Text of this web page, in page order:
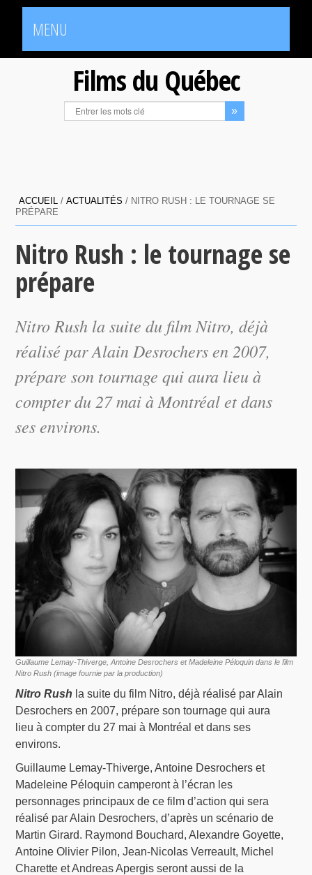
MENU
Films du Québec
ACCUEIL /ACTUALITÉS / NITRO RUSH : LE TOURNAGE SE
PRÉPARE
Nitro Rush : le tournage se
prépare
Nitro Rush la suite du film Nitro, déjà
réalisé par Alain Desrochers en 2007,
prépare son tournage qui aura lieu à
compter du 27 mai à Montréal et dans
ses environs.
Guillaume Lemay-Thiverge, Antoine Desrochers et Madeleine Péloquin dans le film
Nitro Rush (image fournie par la production)
Nitro Rush la suite du film Nitro, déjà réalisé par Alain
Desrochers en 2007, prépare son tournage qui aura
lieu à compter du 27 mai à Montréal et dans ses
environs.
Guillaume Lemay-Thiverge, Antoine Desrochers et
Madeleine Péloquin camperont à l’écran les
personnages principaux de ce film d’action qui sera
réalisé par Alain Desrochers, d’après un scénario de
Martin Girard. Raymond Bouchard, Alexandre Goyette,
Antoine Olivier Pilon, Jean-Nicolas Verreault, Michel
Charette et Andreas Apergis seront aussi de la